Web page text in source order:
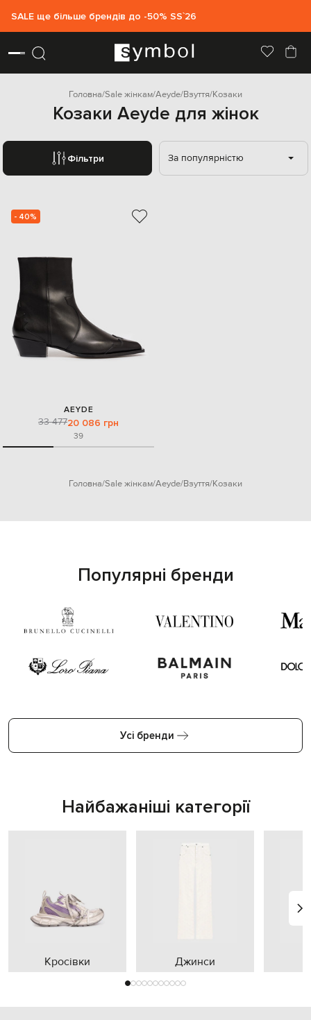
SALE ще більше брендів до -50% SS`26
Головна Sale жінкам Aeyde Взуття Козаки
Козаки Aeyde для жінок
Фільтри За популярністю
- 40%
AEYDE
33 47720 086 грн
39
Головна Sale жінкам Aeyde Взуття Козаки
Популярні бренди
Усі бренди
Найбажаніші категорії
Кросівки Джинси